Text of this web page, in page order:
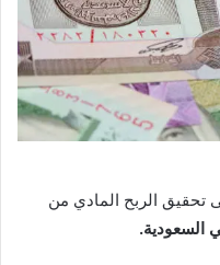
تحقيق الربح المادي من
السعودية.